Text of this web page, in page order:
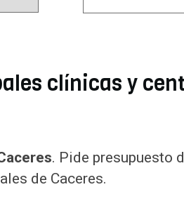
clínicas y
. Pide presupuesto
de Caceres.